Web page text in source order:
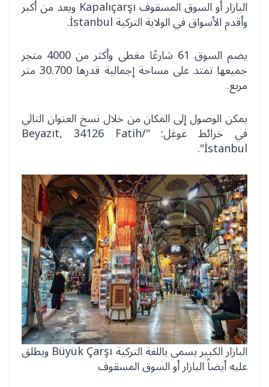
البازار أو السوق المسقوف Kapalıçarşı ويعد من أكبر
وأقدم الأسواق في الولاية التركية İstanbul.
يضم السوق 61 شارعًا مغطى وأكثر من 4000 متجر
جميعها تمتد على مساحة إجمالية قدرها 30.700 متر
مربع.
يمكن الوصول إلى المكان من خلال نسخ العنوان التالي
في خرائط غوغل: "Beyazıt, 34126 Fatih/
İstanbul".
البازار الكبير يسمى باللغة التركية Büyük Çarşı ويطلق
عليه أيضاً البازار أو السوق المسقوف